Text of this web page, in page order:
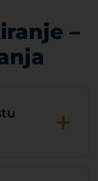
–
+